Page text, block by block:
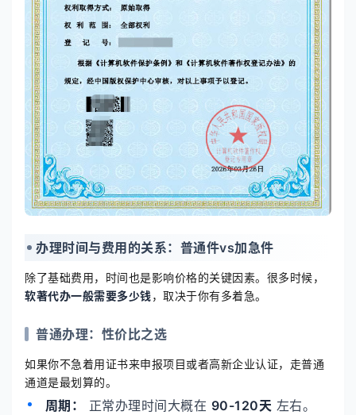
办理时间与费用的关系：普通件vs加急件
除了基础费用，时间也是影响价格的关键因素。很多时候，
软著代办一般需要多少钱，取决于你有多着急。
普通办理：性价比之选
如果你不急着用证书来申报项目或者高新企业认证，走普通
通道是最划算的。
周期： 正常办理时间大概在 90-120天 左右。